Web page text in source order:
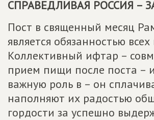
СПРАВЕДЛИВАЯ РОССИЯ –
Пост в священный месяц
является обязанностью
Коллективный ифтар –
прием пищи после поста –
важную роль в – он
наполняют их радостью
гордости за успешно